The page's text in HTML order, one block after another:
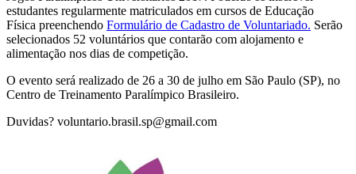
estudantes regularmente matriculados em cursos de Educação
Física preenchendo Formulário de Cadastro de Voluntariado. Serão
selecionados 52 voluntários que contarão com alojamento e
alimentação nos dias de competição.
O evento será realizado de 26 a 30 de julho em São Paulo (SP), no
Centro de Treinamento Paralímpico Brasileiro.
Duvidas? voluntario.brasil.sp@gmail.com